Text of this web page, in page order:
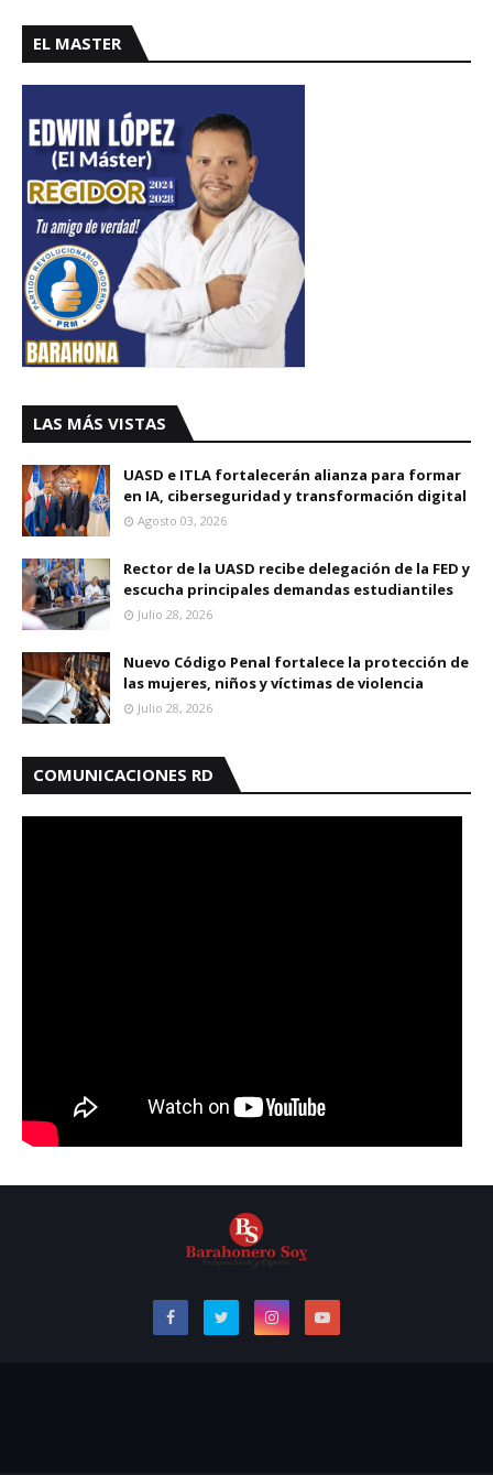
EL MASTER
LAS MÁS VISTAS
UASD e ITLA fortalecerán alianza para formar
en IA, ciberseguridad y transformación digital
Agosto 03, 2026
Rector de la UASD recibe delegación de la FED y
escucha principales demandas estudiantiles
Julio 28, 2026
Nuevo Código Penal fortalece la protección de
las mujeres, niños y víctimas de violencia
Julio 28, 2026
COMUNICACIONES RD